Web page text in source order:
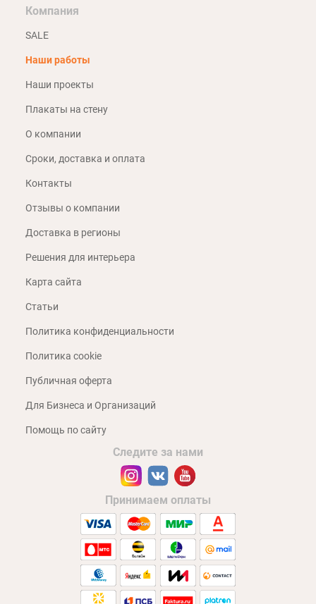
Компания
SALE
Наши работы
Наши проекты
Плакаты на стену
О компании
Сроки, доставка и оплата
Контакты
Отзывы о компании
Доставка в регионы
Решения для интерьера
Карта сайта
Статьи
Политика конфиденциальности
Политика cookie
Публичная оферта
Для Бизнеса и Организаций
Помощь по сайту
Следите за нами
Принимаем оплаты